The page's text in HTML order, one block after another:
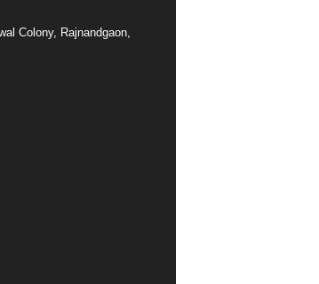
Colony, Rajnandgaon,